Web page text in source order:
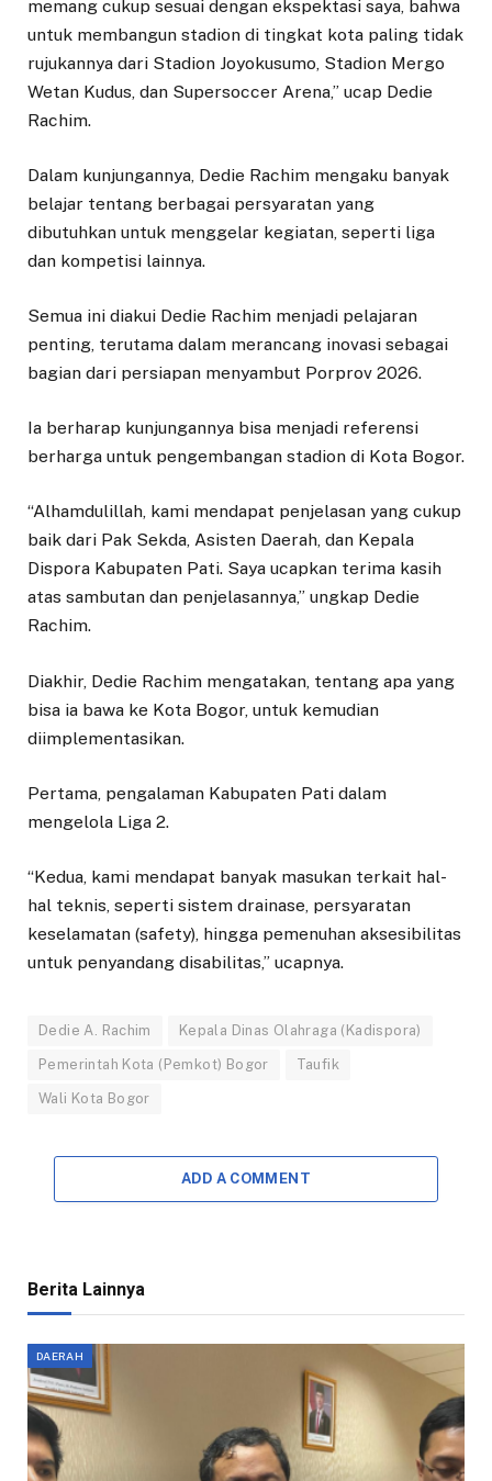
memang cukup sesuai dengan ekspektasi saya, bahwa
untuk membangun stadion di tingkat kota paling tidak
rujukannya dari Stadion Joyokusumo, Stadion Mergo
Wetan Kudus, dan Supersoccer Arena,” ucap Dedie
Rachim.
Dalam kunjungannya, Dedie Rachim mengaku banyak
belajar tentang berbagai persyaratan yang
dibutuhkan untuk menggelar kegiatan, seperti liga
dan kompetisi lainnya.
Semua ini diakui Dedie Rachim menjadi pelajaran
penting, terutama dalam merancang inovasi sebagai
bagian dari persiapan menyambut Porprov 2026.
Ia berharap kunjungannya bisa menjadi referensi
berharga untuk pengembangan stadion di Kota Bogor.
“Alhamdulillah, kami mendapat penjelasan yang cukup
baik dari Pak Sekda, Asisten Daerah, dan Kepala
Dispora Kabupaten Pati. Saya ucapkan terima kasih
atas sambutan dan penjelasannya,” ungkap Dedie
Rachim.
Diakhir, Dedie Rachim mengatakan, tentang apa yang
bisa ia bawa ke Kota Bogor, untuk kemudian
diimplementasikan.
Pertama, pengalaman Kabupaten Pati dalam
mengelola Liga 2.
“Kedua, kami mendapat banyak masukan terkait hal-
hal teknis, seperti sistem drainase, persyaratan
keselamatan (safety), hingga pemenuhan aksesibilitas
untuk penyandang disabilitas,” ucapnya.
Dedie A. Rachim Kepala Dinas Olahraga (Kadispora)
Pemerintah Kota (Pemkot) Bogor Taufik
Wali Kota Bogor
ADD A COMMENT
Berita Lainnya
DAERAH